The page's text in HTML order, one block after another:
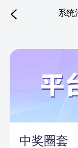
系统
中奖圈套